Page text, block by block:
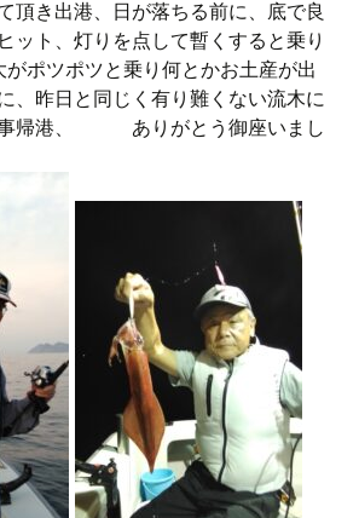
頂き出港、日が落ちる前に、底で良
ット、灯りを点して暫くすると乗り
ポツポツと乗り何とかお土産が出
、昨日と同じく有り難くない流木に
事帰港、 ありがとう御座いまし